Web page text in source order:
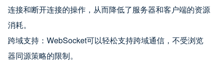
连接和断开连接的操作，从而降低了服务器和客户端的资源
消耗。
跨域支持：WebSocket可以轻松支持跨域通信，不受浏览
器同源策略的限制。